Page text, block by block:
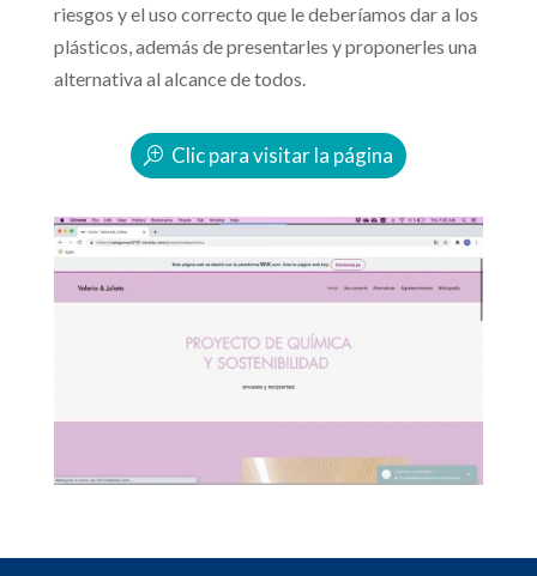
riesgos y el uso correcto que le deberíamos dar a los
plásticos, además de presentarles y proponerles una
alternativa al alcance de todos.
Clic para visitar la página